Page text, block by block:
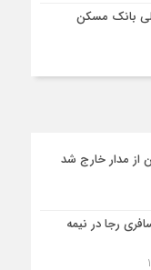
بانک مسکن
رجا در نیمه